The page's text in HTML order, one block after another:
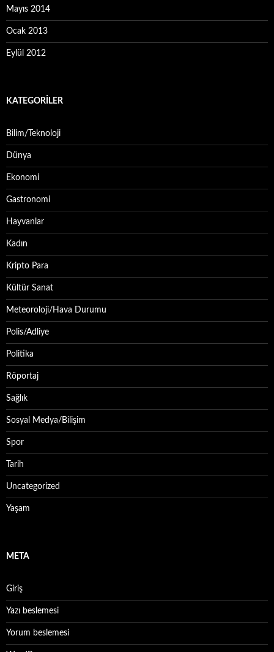
Mayıs 2014
Ocak 2013
Eylül 2012
KATEGORILER
Bilim/Teknoloji
Dünya
Ekonomi
Gastronomi
Hayvanlar
Kadın
Kripto Para
Kültür Sanat
Meteoroloji/Hava Durumu
Polis/Adliye
Politika
Röportaj
Sağlık
Sosyal Medya/Bilişim
Spor
Tarih
Uncategorized
Yaşam
META
Giriş
Yazı beslemesi
Yorum beslemesi